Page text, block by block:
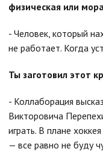
физическая или
- Человек, который
не работает. Когда
Ты заготовил этот
- Коллаборация
Викторовича
играть. В плане
— все равно не буду